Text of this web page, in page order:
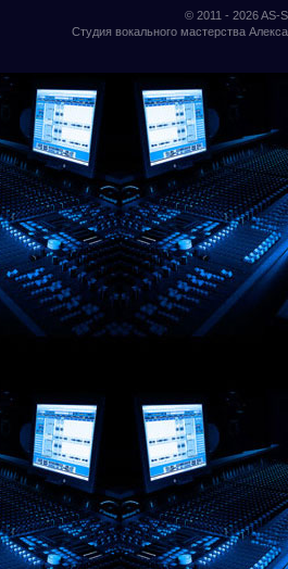
© 2011 - 2026AS-
Студия вокального мастерства